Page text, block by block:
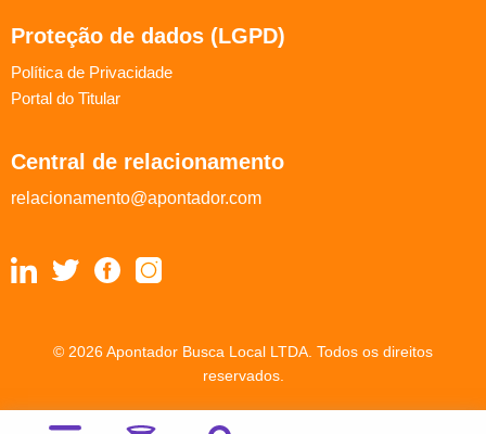
Proteção de dados (LGPD)
Política de Privacidade
Portal do Titular
Central de relacionamento
relacionamento@apontador.com
© 2026 Apontador Busca Local LTDA. Todos os direitos
reservados.